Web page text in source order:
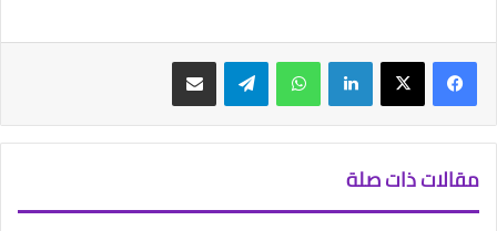
فيسبوك‫X لينكدإن واتساب تيلقرام مشاركة عبر البريد
مقالات ذات صلة